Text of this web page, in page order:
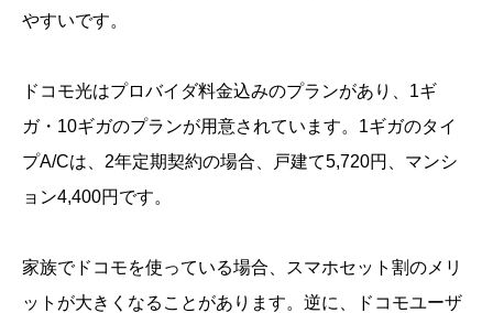
やすいです。
ドコモ光はプロバイダ料金込みのプランがあり、1ギ
ガ・10ギガのプランが用意されています。1ギガのタイ
プA/Cは、2年定期契約の場合、戸建て5,720円、マンシ
ョン4,400円です。
家族でドコモを使っている場合、スマホセット割のメリ
ットが大きくなることがあります。逆に、ドコモユーザ